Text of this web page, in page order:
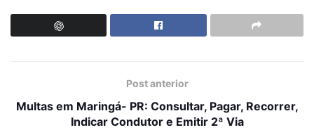
Post anterior
Multas em Maringá- PR: Consultar, Pagar, Recorrer,
Indicar Condutor e Emitir 2ª Via